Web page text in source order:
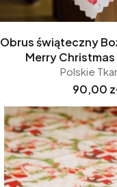
Obrus świąteczny
Merry
Polskie
Cena
90,00